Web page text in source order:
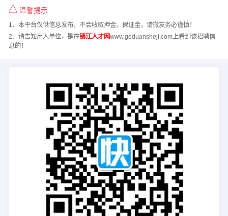
温馨提示
1、本平台仅供信息发布，不会收取押金、保证金，请微友务必谨慎！
2、请告知用人单位，是在镇江人才网www.geduansheji.com上看到该招聘信
息的！